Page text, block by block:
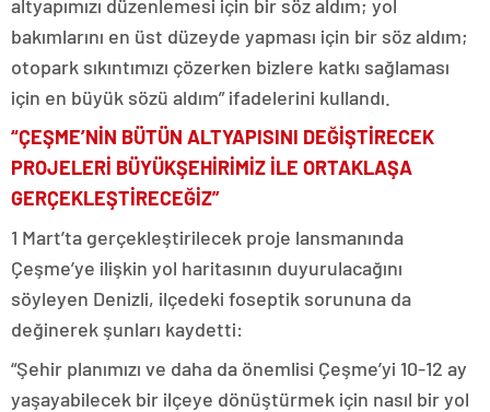
altyapımızı düzenlemesi için bir söz aldım; yol
bakımlarını en üst düzeyde yapması için bir söz aldım;
otopark sıkıntımızı çözerken bizlere katkı sağlaması
için en büyük sözü aldım” ifadelerini kullandı.
“ÇEŞME’NİN BÜTÜN ALTYAPISINI DEĞİŞTİRECEK
PROJELERİ BÜYÜKŞEHİRİMİZ İLE ORTAKLAŞA
GERÇEKLEŞTİRECEĞİZ”
1 Mart’ta gerçekleştirilecek proje lansmanında
Çeşme’ye ilişkin yol haritasının duyurulacağını
söyleyen Denizli, ilçedeki foseptik sorununa da
değinerek şunları kaydetti:
“Şehir planımızı ve daha da önemlisi Çeşme’yi 10-12 ay
yaşayabilecek bir ilçeye dönüştürmek için nasıl bir yol